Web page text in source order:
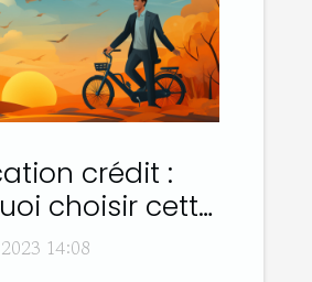
crédit :
choisir cette
option ?
14:08